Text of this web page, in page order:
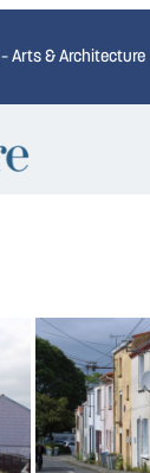
Arts & Architecture